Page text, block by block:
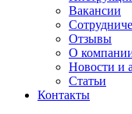
Вакансии
Отзывы
О
Новости и
Статьи
Контакты